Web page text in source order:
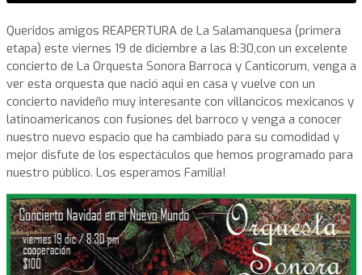
Queridos amigos REAPERTURA de La Salamanquesa (primera
etapa) este viernes 19 de diciembre a las 8:30,con un excelente
concierto de La Orquesta Sonora Barroca y Canticorum, venga a
ver esta orquesta que nació aqui en casa y vuelve con un
concierto navideño muy interesante con villancicos mexicanos y
latinoamericanos con fusiones del barroco y venga a conocer
nuestro nuevo espacio que ha cambiado para su comodidad y
mejor disfute de los espectáculos que hemos programado para
nuestro público. Los esperamos Familia!